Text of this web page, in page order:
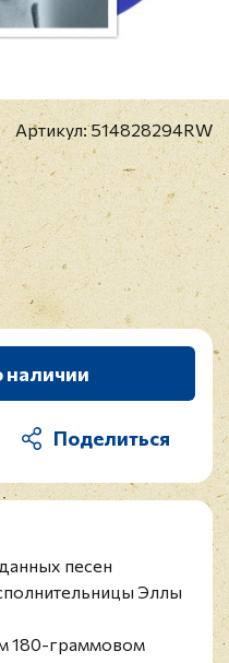
Артикул:514828294RW
наличии
песен
Эллы
180-граммовом